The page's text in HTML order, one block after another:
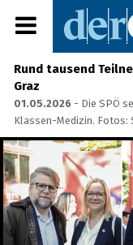
Rund tausend
Graz
01.05.2026 - Die SPÖ
Klassen-Medizin. Fotos:
Share Album:
ANMELDEN